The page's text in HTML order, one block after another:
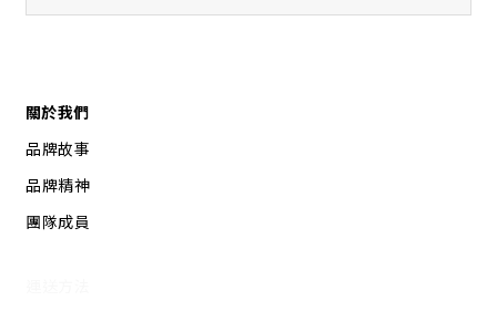
關於我們
品牌故事
品牌精神
團隊成員